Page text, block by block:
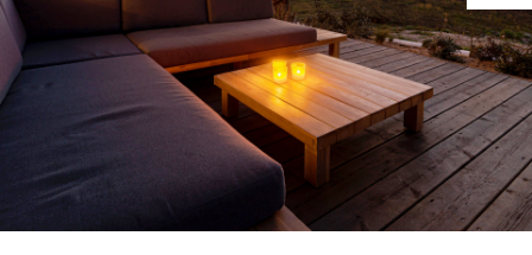
ホーム
HOME
エクステリアへのこだわり
COMMITMENT
参考価格
REFERENCE PRICE
施工実績